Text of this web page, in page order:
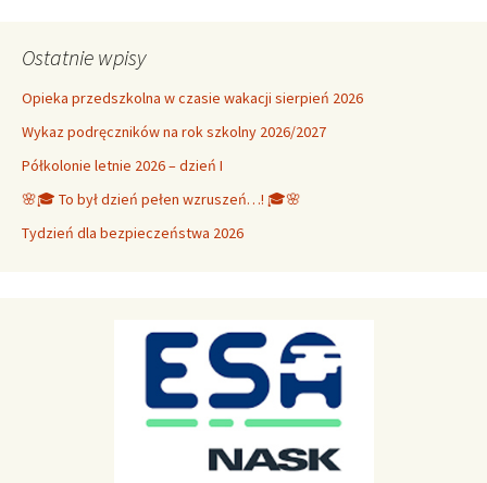
Ostatnie wpisy
Opieka przedszkolna w czasie wakacji sierpień 2026
Wykaz podręczników na rok szkolny 2026/2027
Półkolonie letnie 2026 – dzień I
🌸🎓 To był dzień pełen wzruszeń…! 🎓🌸
Tydzień dla bezpieczeństwa 2026